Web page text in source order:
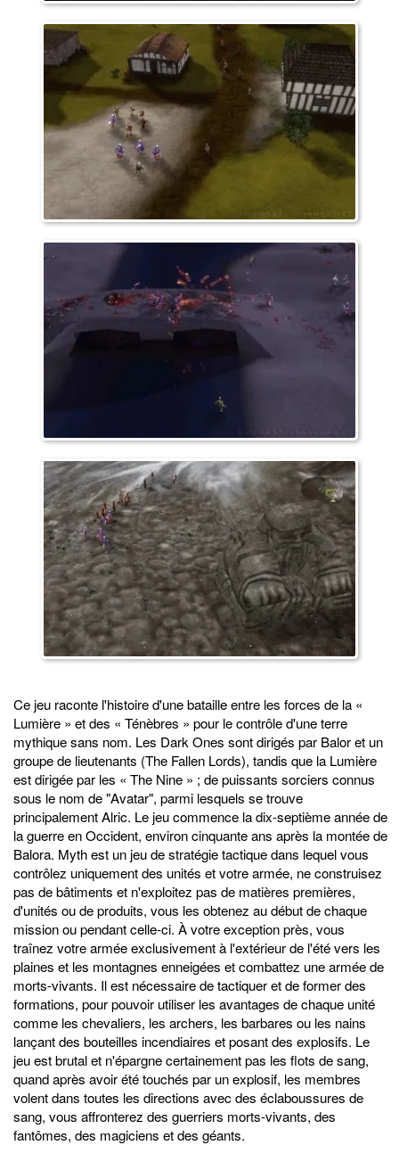
Ce jeu raconte l'histoire d'une bataille entre les forces de la «
Lumière » et des « Ténèbres » pour le contrôle d'une terre
mythique sans nom. Les Dark Ones sont dirigés par Balor et un
groupe de lieutenants (The Fallen Lords), tandis que la Lumière
est dirigée par les « The Nine » ; de puissants sorciers connus
sous le nom de "Avatar", parmi lesquels se trouve
principalement Alric. Le jeu commence la dix-septième année de
la guerre en Occident, environ cinquante ans après la montée de
Balora. Myth est un jeu de stratégie tactique dans lequel vous
contrôlez uniquement des unités et votre armée, ne construisez
pas de bâtiments et n'exploitez pas de matières premières,
d'unités ou de produits, vous les obtenez au début de chaque
mission ou pendant celle-ci. À votre exception près, vous
traînez votre armée exclusivement à l'extérieur de l'été vers les
plaines et les montagnes enneigées et combattez une armée de
morts-vivants. Il est nécessaire de tactiquer et de former des
formations, pour pouvoir utiliser les avantages de chaque unité
comme les chevaliers, les archers, les barbares ou les nains
lançant des bouteilles incendiaires et posant des explosifs. Le
jeu est brutal et n'épargne certainement pas les flots de sang,
quand après avoir été touchés par un explosif, les membres
volent dans toutes les directions avec des éclaboussures de
sang, vous affronterez des guerriers morts-vivants, des
fantômes, des magiciens et des géants.